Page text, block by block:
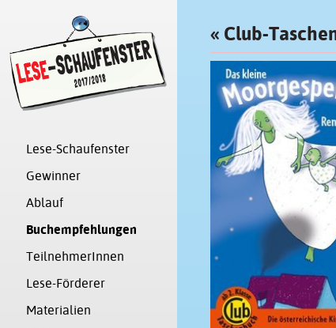
Lese-Schaufenster
Gewinner
Ablauf
Buchempfehlungen
TeilnehmerInnen
Lese-Förderer
Materialien
«Club-